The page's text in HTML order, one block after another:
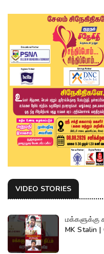
VIDEO STORIES
மக்களுக்கு
MK Stalin |